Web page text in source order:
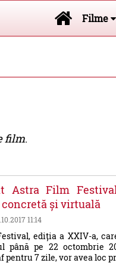
Filme
film.
Astra Film
și virtuală
11:14
ediția a XXIV-a,
până pe 22 octombrie
pentru 7 zile, vor avea loc